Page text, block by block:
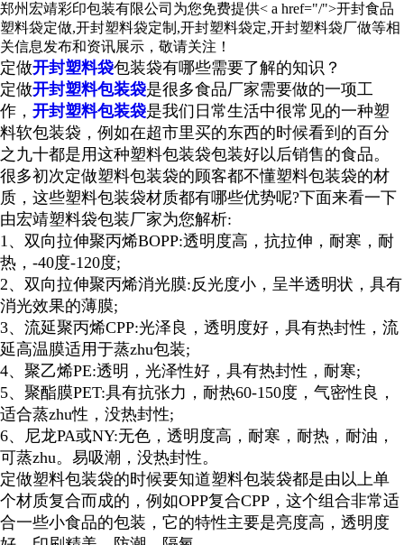
郑州宏靖彩印包装有限公司为您免费提供< a href="/">开封食品
塑料袋定做,开封塑料袋定制,开封塑料袋定,开封塑料袋厂做等相
关信息发布和资讯展示，敬请关注！
定做开封塑料袋包装袋有哪些需要了解的知识？
定做开封塑料包装袋是很多食品厂家需要做的一项工
作， 开封塑料包装袋是我们日常生活中很常见的一种塑
料软包装袋，例如在超市里买的东西的时候看到的百分
之九十都是用这种塑料包装袋包装好以后销售的食品。
很多初次定做塑料包装袋的顾客都不懂塑料包装袋的材
质，这些塑料包装袋材质都有哪些优势呢?下面来看一下
由宏靖塑料袋包装厂家为您解析:
1、双向拉伸聚丙烯BOPP:透明度高，抗拉伸，耐寒，耐
热，-40度-120度;
2、双向拉伸聚丙烯消光膜:反光度小，呈半透明状，具有
消光效果的薄膜;
3、流延聚丙烯CPP:光泽良，透明度好，具有热封性，流
延高温膜适用于蒸zhu包装;
4、聚乙烯PE:透明，光泽性好，具有热封性，耐寒;
5、聚酯膜PET:具有抗张力，耐热60-150度，气密性良，
适合蒸zhu性，没热封性;
6、尼龙PA或NY:无色，透明度高，耐寒，耐热，耐油，
可蒸zhu。易吸潮，没热封性。
定做塑料包装袋的时候要知道塑料包装袋都是由以上单
个材质复合而成的，例如OPP复合CPP，这个组合非常适
合一些小食品的包装，它的特性主要是亮度高，透明度